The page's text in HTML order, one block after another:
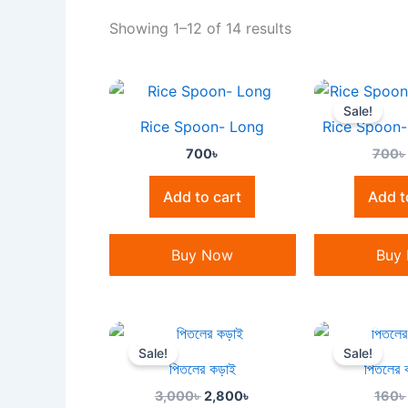
Showing 1–12 of 14 results
Rice Spoon- Long
700৳
Add to cart
Buy Now
Sale!
Rice Spoon-
700৳
Add
Buy
Sale!
পিতলের কড়াই
3,000৳
Original
price
was:
3,000৳ .
2,800৳
Sale!
পিতলের
160৳